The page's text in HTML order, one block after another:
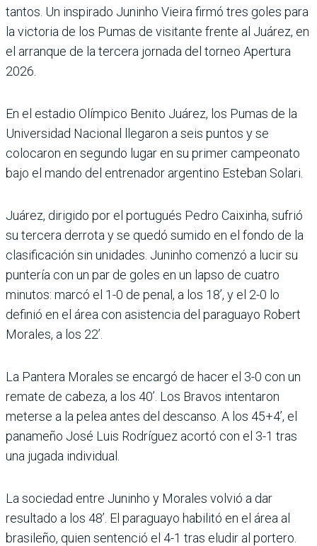
tantos. Un inspirado Juninho Vieira firmó tres goles para
la victoria de los Pumas de visitante frente al Juárez, en
el arranque de la tercera jornada del torneo Apertura
2026.
En el estadio Olímpico Benito Juárez, los Pumas de la
Universidad Nacional llegaron a seis puntos y se
colocaron en segundo lugar en su primer campeonato
bajo el mando del entrenador argentino Esteban Solari.
Juárez, dirigido por el portugués Pedro Caixinha, sufrió
su tercera derrota y se quedó sumido en el fondo de la
clasificación sin unidades. Juninho comenzó a lucir su
puntería con un par de goles en un lapso de cuatro
minutos: marcó el 1-0 de penal, a los 18’, y el 2-0 lo
definió en el área con asistencia del paraguayo Robert
Morales, a los 22’.
La Pantera Morales se encargó de hacer el 3-0 con un
remate de cabeza, a los 40’. Los Bravos intentaron
meterse a la pelea antes del descanso. A los 45+4’, el
panameño José Luis Rodríguez acortó con el 3-1 tras
una jugada individual.
La sociedad entre Juninho y Morales volvió a dar
resultado a los 48’. El paraguayo habilitó en el área al
brasileño, quien sentenció el 4-1 tras eludir al portero.